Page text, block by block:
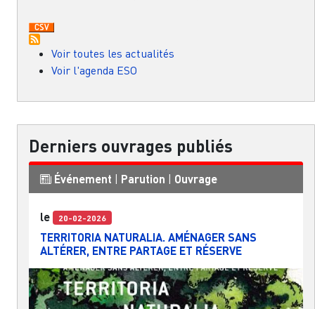
Voir toutes les actualités
Voir l'agenda ESO
Derniers ouvrages publiés
Événement | Parution | Ouvrage
le 20-02-2026
TERRITORIA NATURALIA. AMÉNAGER SANS
ALTÉRER, ENTRE PARTAGE ET RÉSERVE